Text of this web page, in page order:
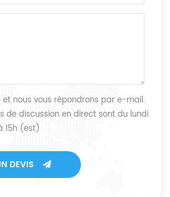
et nous vous répondrons par e-mail.
de discussion en direct sont du lundi
15h (est)
DEVIS